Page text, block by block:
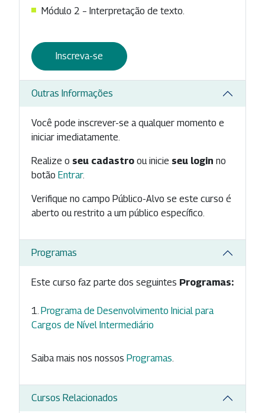
Módulo 2 – Interpretação de texto.
Inscreva-se
Outras Informações
Você pode inscrever-se a qualquer momento e
iniciar imediatamente.
Realize o seu cadastro ou inicie seu login no
botão Entrar.
Verifique no campo Público-Alvo se este curso é
aberto ou restrito a um público específico.
Programas
Este curso faz parte dos seguintes Programas:
Programa de Desenvolvimento Inicial para
Cargos de Nível Intermediário
Saiba mais nos nossos Programas
Cursos Relacionados